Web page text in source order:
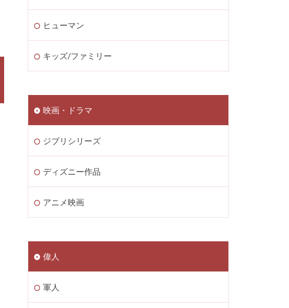
ヒューマン
キッズ/ファミリー
映画・ドラマ
ジブリシリーズ
ディズニー作品
アニメ映画
偉人
軍人